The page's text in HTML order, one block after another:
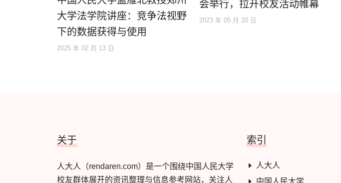
大学法学院讲座：竞争法视野
下的数据获得与使用
2025 年 02 月 13 日
会举行，拉开校友活动帷幕
2023 年 05 月 20 日
关于
人大人（rendaren.com）是一个围绕中国人民大学
校友群体展开的资讯整理与信息参考网站，关注人
索引
人大人
中国人民大学